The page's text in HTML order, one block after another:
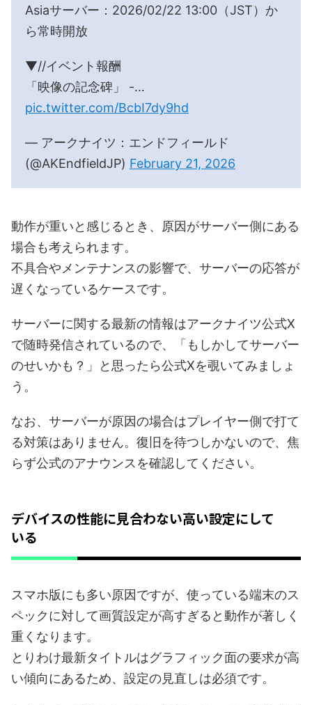
Asiaサーバー：2026/02/22 13:00（JST）か
ら常時開放
▼//イベント報酬
「映像の記念碑」 -…
pic.twitter.com/BcbI7dy9hd
— アークナイツ：エンドフィールド
(@AKEndfieldJP) February 21, 2026
動作が重いと感じるとき、原因がサーバー側にある
場合も考えられます。
不具合やメンテナンスの影響で、サーバーの応答が
遅くなっているケースです。
サーバーに関する最新の情報はアークナイツ公式X
で随時発信されているので、「もしかしてサーバー
のせいかも？」と思ったら公式Xを覗いてみましょ
う。
なお、サーバーが原因の場合はプレイヤー側で打て
る対策はありません。復旧を待つしかないので、焦
らず公式のアナウンスを確認してください。
デバイスの性能に見合わない高い設定にして
いる
スマホ版にも多い原因ですが、使っている端末のス
ペックに対して画質設定が高すぎると動作が著しく
重くなります。
とりわけ最新タイトルはグラフィック面の要求が高
い傾向にあるため、設定の見直しは必須です。